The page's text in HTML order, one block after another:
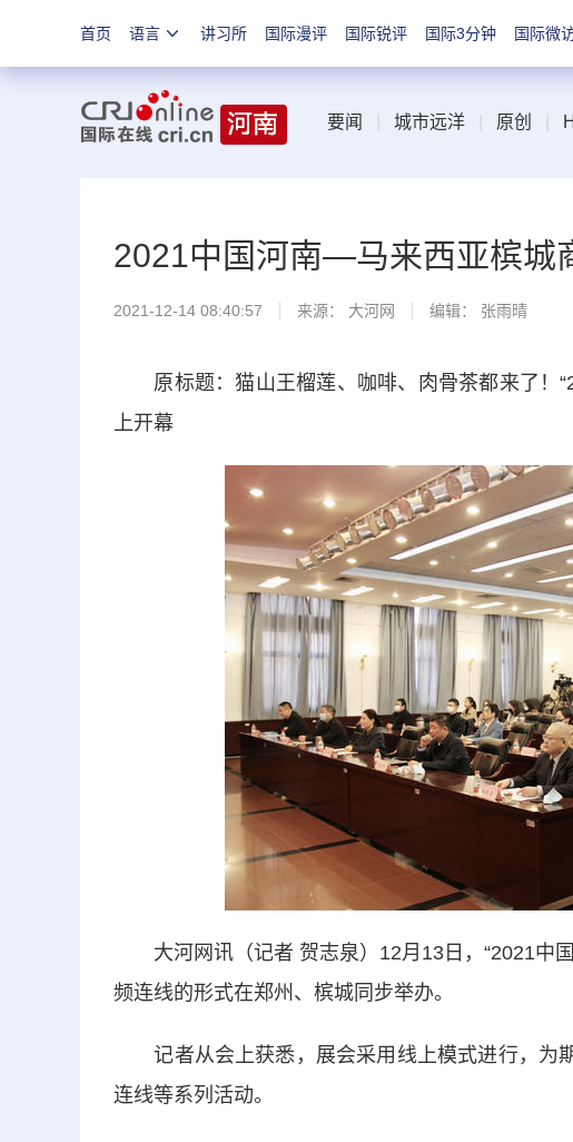
首页 语言 讲习所 国际漫评 国际锐评 国际3分钟 国际微
要闻 城市远洋 原创
2021中国河南—马来西亚槟城
2021-12-14 08:40:57 来源： 大河网 编辑： 张雨晴
原标题：猫山王榴莲、咖啡、肉骨茶都来了！
上开幕
大河网讯（记者 贺志泉）12月13日，“2021中
频连线的形式在郑州、槟城同步举办。
记者从会上获悉，展会采用线上模式进行，为
连线等系列活动。